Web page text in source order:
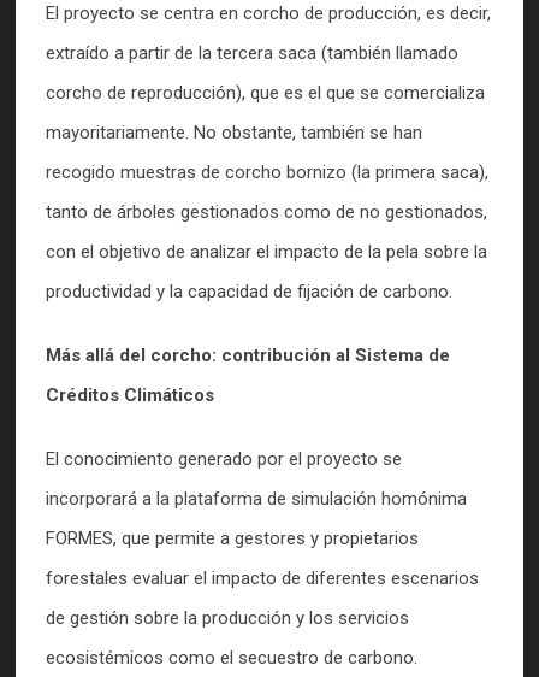
El proyecto se centra en corcho de producción, es decir,
extraído a partir de la tercera saca (también llamado
corcho de reproducción), que es el que se comercializa
mayoritariamente. No obstante, también se han
recogido muestras de corcho bornizo (la primera saca),
tanto de árboles gestionados como de no gestionados,
con el objetivo de analizar el impacto de la pela sobre la
productividad y la capacidad de fijación de carbono.
Más allá del corcho: contribución al Sistema de
Créditos Climáticos
El conocimiento generado por el proyecto se
incorporará a la plataforma de simulación homónima
FORMES, que permite a gestores y propietarios
forestales evaluar el impacto de diferentes escenarios
de gestión sobre la producción y los servicios
ecosistémicos como el secuestro de carbono.